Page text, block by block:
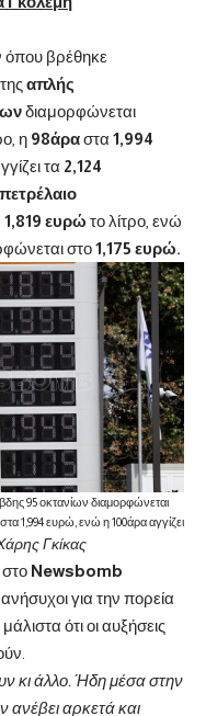
όπου βρέθηκε
απλής
διαμορφώνεται
η 98άραστα 1,994
τα 2,124
πετρέλαιο
1,819 ευρώ το λίτρο, ενώ
στο1,175 ευρώ.
95 οκτανίων διαμορφώνεται
1,994 ευρώ, ενώ η 100άρα αγγίζει
Γκίκας
Newsbomb
ανήσυχοι για την πορεία
ότι οι αυξήσεις
κι άλλο. Ήδη μέσα στην
αρκετά και